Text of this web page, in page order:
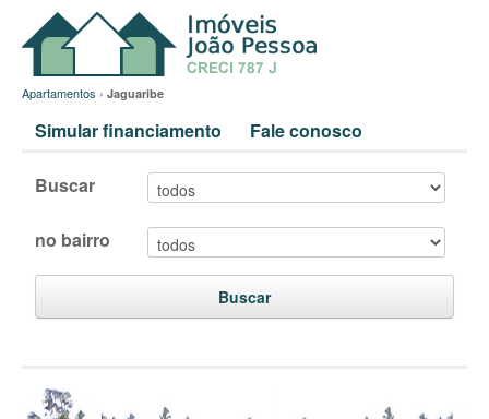
Apartamentos › Jaguaribe
Simular financiamento Fale conosco
Buscar
no bairro
Buscar